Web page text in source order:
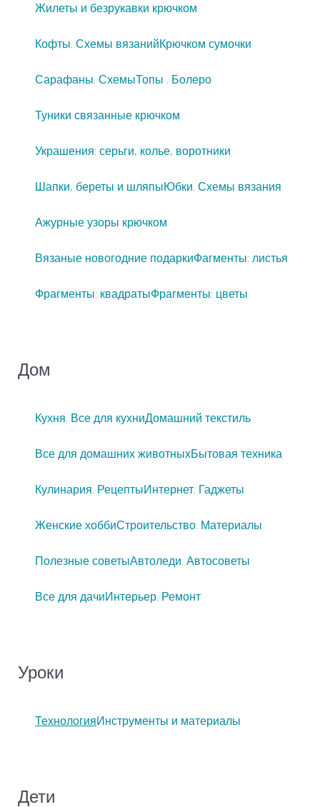
Жилеты и безрукавки крючком
Кофты. Схемы вязанийКрючком сумочки
Сарафаны. СхемыТопы . Болеро
Туники связанные крючком
Украшения: серьги, колье, воротники
Шапки, береты и шляпыЮбки. Схемы вязания
Ажурные узоры крючком
Вязаные новогодние подаркиФагменты: листья
Фрагменты: квадратыФрагменты: цветы
Дом
Кухня. Все для кухниДомашний текстиль
Все для домашних животныхБытовая техника
Кулинария. РецептыИнтернет. Гаджеты
Женские хоббиСтроительство. Материалы
Полезные советыАвтоледи. Автосоветы
Все для дачиИнтерьер. Ремонт
Уроки
ТехнологияИнструменты и материалы
Дети